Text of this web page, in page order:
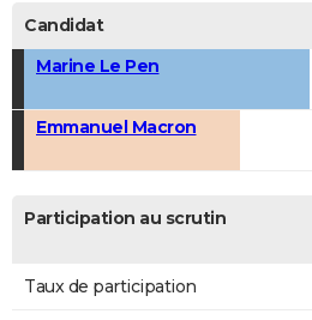
Candidat
Marine Le Pen
Emmanuel Macron
Participation au scrutin
Taux de participation